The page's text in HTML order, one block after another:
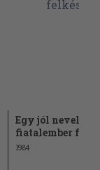
Egy jól nevelt
fiatalember
1984